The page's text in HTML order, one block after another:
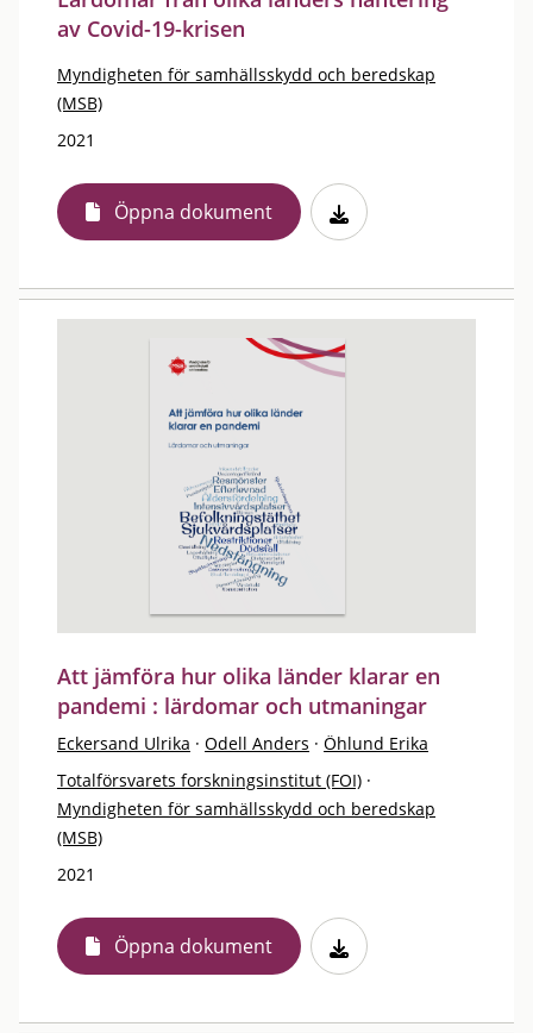
av Covid-19-krisen
Myndigheten för samhällsskydd och beredskap
(MSB)
2021
Öppna dokument
Att jämföra hur olika länder klarar en
pandemi : lärdomar och utmaningar
Eckersand Ulrika · Odell Anders · Öhlund Erika
Totalförsvarets forskningsinstitut (FOI) ·
Myndigheten för samhällsskydd och beredskap
(MSB)
2021
Öppna dokument